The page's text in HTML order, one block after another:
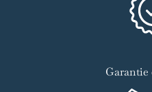
Garantie